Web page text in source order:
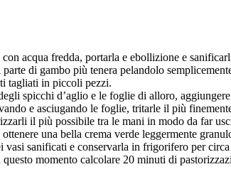
acqua fredda, portarla e ebollizione e
di gambo più tenera pelandolo
tagliati in piccoli pezzi.
spicchi d’aglio e le foglie di alloro,
e asciugando le foglie, tritarle il più
il più possibile tra le mani in modo da far
una bella crema verde leggermente
vasi sanificati e conservarla in frigorifero per
momento calcolare 20 minuti di